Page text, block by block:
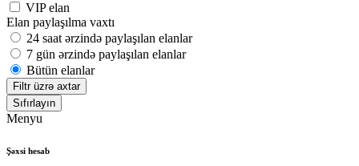
VIP elan
Elan paylaşılma vaxtı
24 saat ərzində paylaşılan elanlar
7 gün ərzində paylaşılan elanlar
Bütün elanlar
Filtr üzrə axtar
Sıfırlayın
Menyu
Şəxsi hesab